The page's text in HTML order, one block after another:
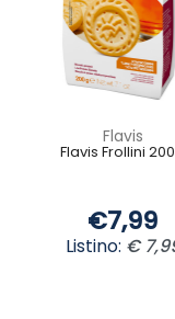
Flavis
Flavis Frollini
€7,99
Listino: €